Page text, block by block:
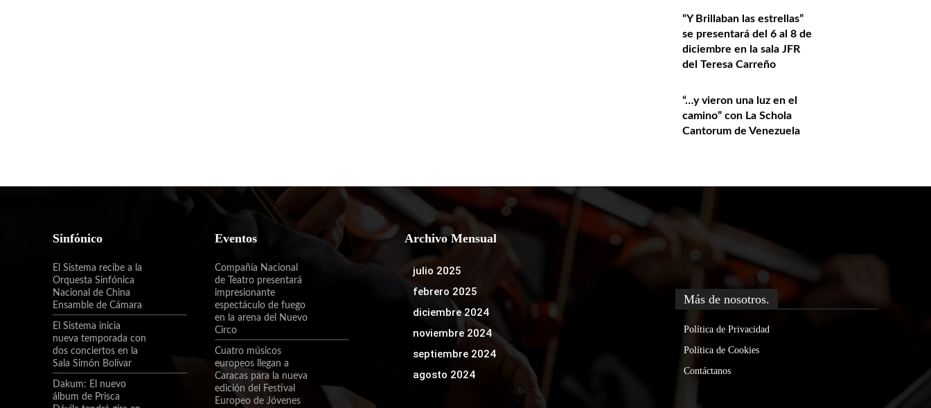
“Y Brillaban las estrellas”
se presentará del 6 al 8 de
diciembre en la sala JFR
del Teresa Carreño
“…y vieron una luz en el
camino” con La Schola
Cantorum de Venezuela
Sinfónico
El Sistema recibe a la
Orquesta Sinfónica
Nacional de China
Ensamble de Cámara
El Sistema inicia
nueva temporada con
dos conciertos en la
Sala Simón Bolívar
Dakum: El nuevo
álbum de Prisca
Eventos
Compañía Nacional
de Teatro presentará
impresionante
espectáculo de fuego
en la arena del Nuevo
Circo
Cuatro músicos
europeos llegan a
Caracas para la nueva
edición del Festival
Europeo de Jóvenes
Archivo Mensual
julio 2025
febrero 2025
diciembre 2024
noviembre 2024
septiembre 2024
agosto 2024
Más de nosotros.
Política de Privacidad
Política de Cookies
Contáctanos